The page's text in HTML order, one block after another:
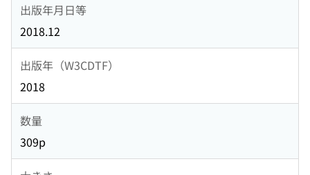
出版年月日等
2018.12
出版年（W3CDTF）
2018
数量
309p